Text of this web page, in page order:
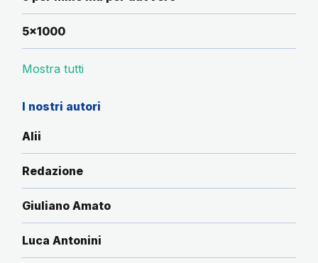
5x1000
Mostra tutti
I nostri autori
Alii
Redazione
Giuliano Amato
Luca Antonini